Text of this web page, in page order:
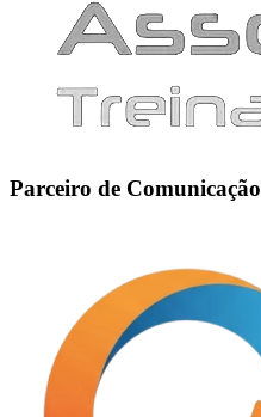
Parceiro de Comunicação